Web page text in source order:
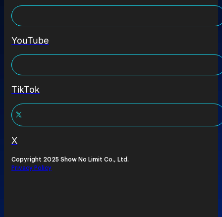
YouTube
TikTok
X
Copyright 2025 Show No Limit Co., Ltd.
Privacy Policy